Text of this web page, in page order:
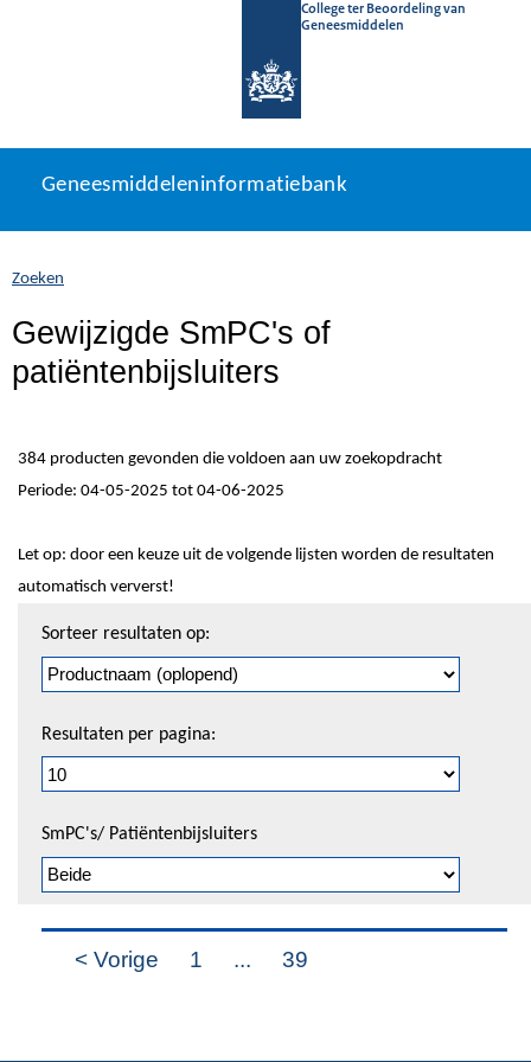
College ter Beoordeling van
Geneesmiddelen
naar
Geneesmiddeleninformatiebank
U
zich
hier:
Geneesmiddeleninformatiebank
Zoeken
Gewijzigde SmPC's of
patiëntenbijsluiters
384 producten gevonden die voldoen aan uw zoekopdracht
Periode: 04-05-2025 tot 04-06-2025
Let op: door een keuze uit de volgende lijsten worden de resultaten
automatisch ververst!
pagineren
Sorteer resultaten op:
Resultaten per pagina:
SmPC's/ Patiëntenbijsluiters
< Vorige 1 ... 39